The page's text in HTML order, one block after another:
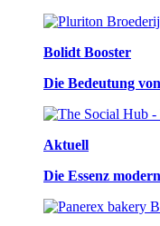
Bolidt Booster
Die Bedeutung
Aktuell
Die Essenz